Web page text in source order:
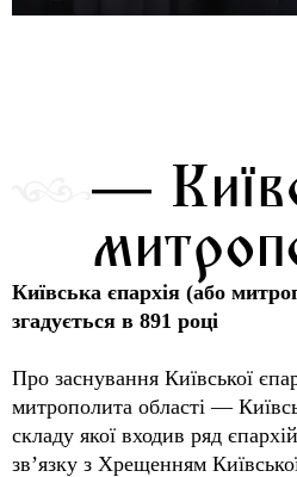
—
Київська єпархія (або
згадується в 891 році
Про заснування Київської
митрополита області —
складу якої входив ряд
зв’язку з Хрещенням